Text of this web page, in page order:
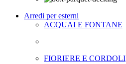
Arredi per esterni
ACQUAI E FONTANE
FIORIERE E CORDOLI